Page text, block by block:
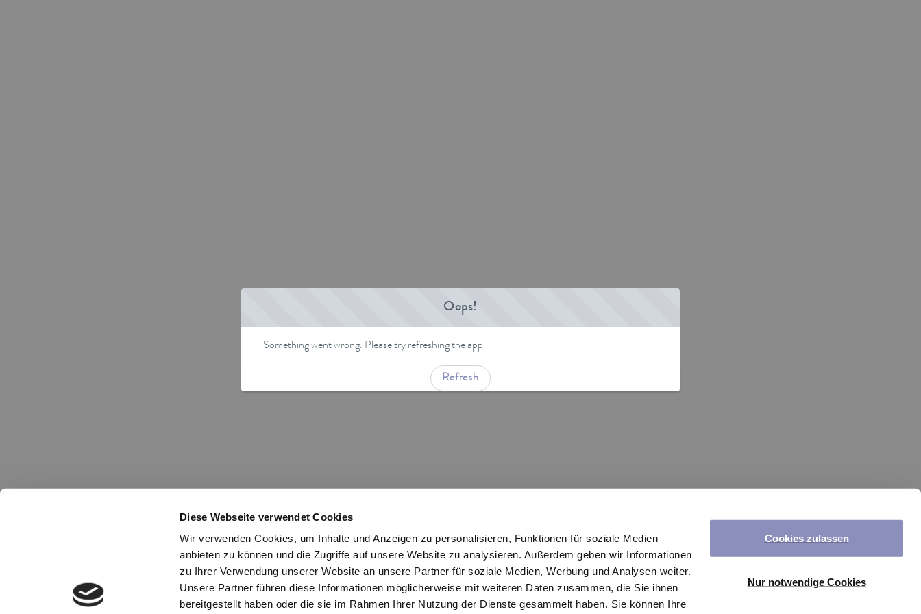
Diese Webseite verwendet Cookies
Wir verwenden Cookies, um Inhalte und Anzeigen zu personalisieren, Funktionen für soziale Medien
anbieten zu können und die Zugriffe auf unsere Website zu analysieren. Außerdem geben wir Informationen
zu Ihrer Verwendung unserer Website an unsere Partner für soziale Medien, Werbung und Analysen weiter.
Unsere Partner führen diese Informationen möglicherweise mit weiteren Daten zusammen, die Sie ihnen
bereitgestellt haben oder die sie im Rahmen Ihrer Nutzung der Dienste gesammelt haben. Sie können Ihre
Cookies zulassen
Nur notwendige Cookies
Oops!
Something went wrong. Please try refreshing the app
Refresh